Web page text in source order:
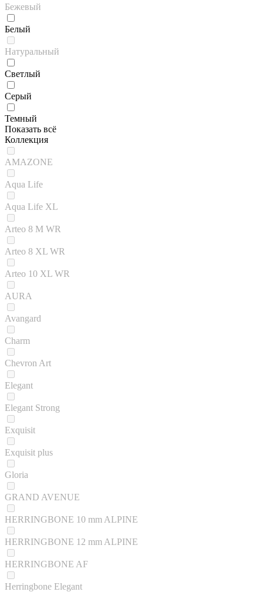
Бежевый
Белый
Натуральный
Светлый
Серый
Темный
Показать всё
Коллекция
AMAZONE
Aqua Life
Aqua Life XL
Arteo 8 M WR
Arteo 8 XL WR
Arteo 10 XL WR
AURA
Avangard
Charm
Chevron Art
Elegant
Elegant Strong
Exquisit
Exquisit plus
Gloria
GRAND AVENUE
HERRINGBONE 10 mm ALPINE
HERRINGBONE 12 mm ALPINE
HERRINGBONE AF
Herringbone Elegant